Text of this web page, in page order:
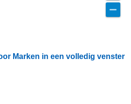
Marken in een volledig venster